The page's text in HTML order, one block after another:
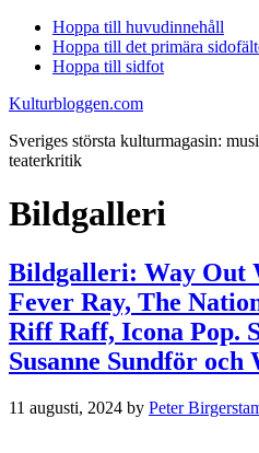
Hoppa till huvudinnehåll
Hoppa till det primära
Hoppa till sidfot
Kulturbloggen.com
Sveriges största kulturmagasin:
teaterkritik
Bildgalleri
Bildgalleri: Way Out
Fever Ray, The
Riff Raff, Icona Pop.
Susanne Sundför och
11 augusti, 2024 by Peter